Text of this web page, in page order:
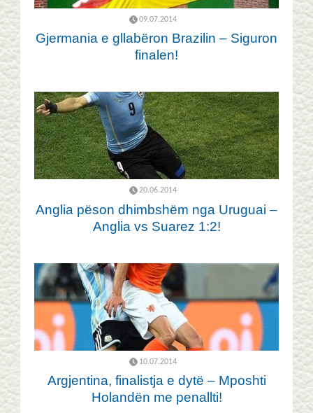
09.07.2014
Gjermania e gllabëron Brazilin – Siguron
finalen!
20.06.2014
Anglia pëson dhimbshëm nga Uruguai –
Anglia vs Suarez 1:2!
10.07.2014
Argjentina, finalistja e dytë – Mposhti
Holandën me penallti!